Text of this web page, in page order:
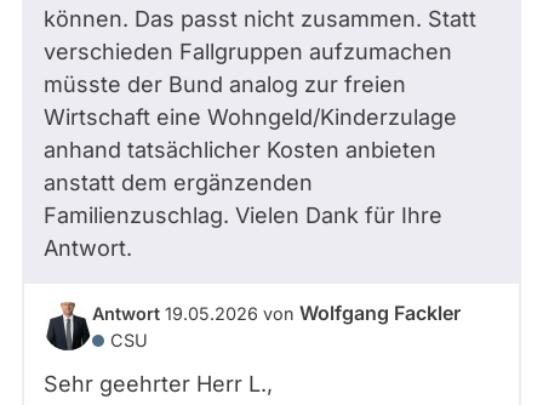
können. Das passt nicht zusammen. Statt
verschieden Fallgruppen aufzumachen
müsste der Bund analog zur freien
Wirtschaft eine Wohngeld/Kinderzulage
anhand tatsächlicher Kosten anbieten
anstatt dem ergänzenden
Familienzuschlag. Vielen Dank für Ihre
Antwort.
Antwort 19.05.2026 von Wolfgang Fackler
CSU
Sehr geehrter Herr L.,